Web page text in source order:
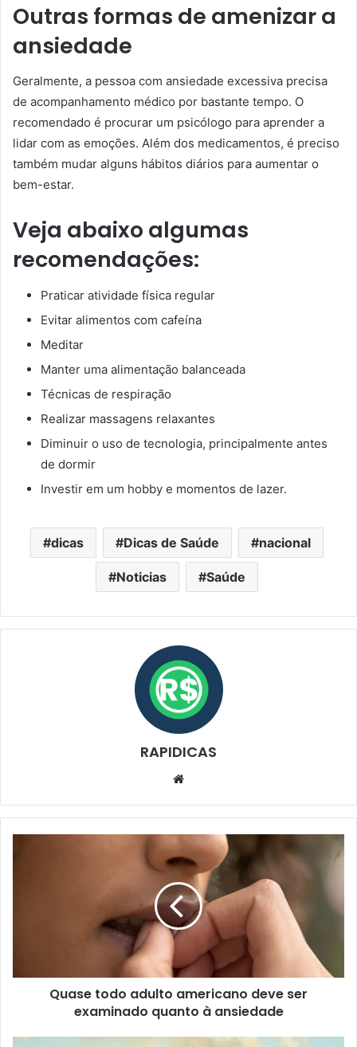
Outras formas de amenizar a
ansiedade
Geralmente, a pessoa com ansiedade excessiva precisa
de acompanhamento médico por bastante tempo. O
recomendado é procurar um psicólogo para aprender a
lidar com as emoções. Além dos medicamentos, é preciso
também mudar alguns hábitos diários para aumentar o
bem-estar.
Veja abaixo algumas
recomendações:
Praticar atividade física regular
Evitar alimentos com cafeína
Meditar
Manter uma alimentação balanceada
Técnicas de respiração
Realizar massagens relaxantes
Diminuir o uso de tecnologia, principalmente antes
de dormir
Investir em um hobby e momentos de lazer.
dicas Dicas de Saúde nacional
Noticias Saúde
RAPIDICAS
Website
Quase todo adulto americano deve ser
examinado quanto à ansiedade